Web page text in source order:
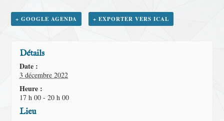
+ GOOGLE AGENDA + EXPORTER VERS ICAL
Détails
Date :
3 décembre 2022
Heure :
17 h 00 - 20 h 00
Lieu